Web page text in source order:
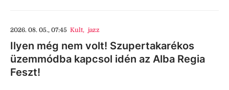
2026. 08. 05., 07:45 Kult, jazz
Ilyen még nem volt! Szupertakarékos
üzemmódba kapcsol idén az Alba Regia
Feszt!